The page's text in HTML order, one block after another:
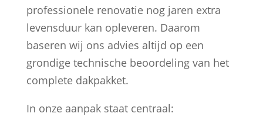
professionele renovatie nog jaren extra
levensduur kan opleveren. Daarom
baseren wij ons advies altijd op een
grondige technische beoordeling van het
complete dakpakket.
In onze aanpak staat centraal: